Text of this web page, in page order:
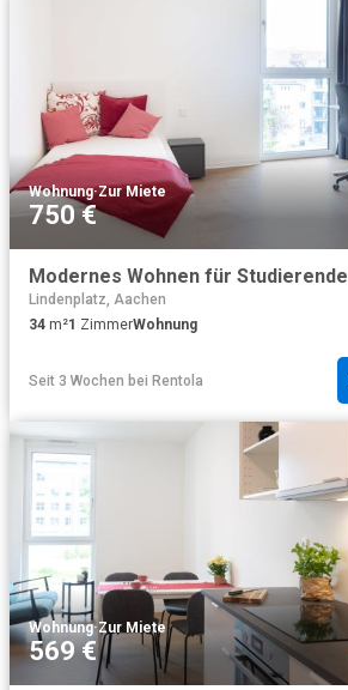
Wohnung·Zur Miete
750 €
Modernes Wohnen für Studierende
Lindenplatz, Aachen
34 m²1 ZimmerWohnung
Seit 3 Wochen bei Rentola
Wohnung·Zur Miete
569 €